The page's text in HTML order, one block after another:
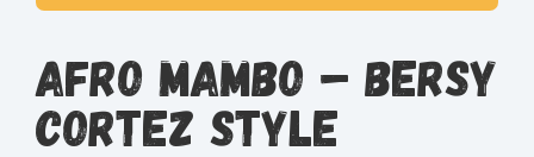
Afro Mambo – Bersy
Cortez Style